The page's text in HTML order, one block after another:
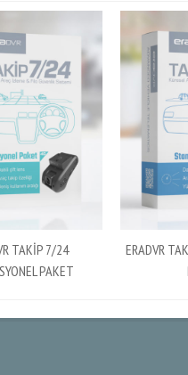
TAKİP 7/24
PAKET
ERADVR